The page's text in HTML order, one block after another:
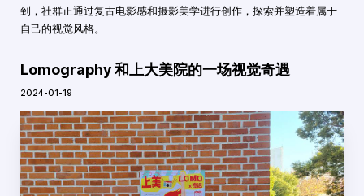
到，社群正通过复古电影感和摄影美学进行创作，探索并塑造着属于
自己的视觉风格。
Lomography 和上大美院的一场视觉奇遇
2024-01-19